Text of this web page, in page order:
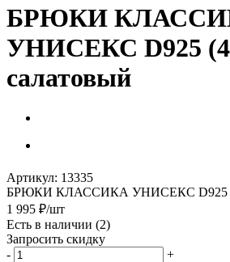
БРЮКИ
УНИСЕКС D925
салатовый
Артикул: 13335
БРЮКИ КЛАССИКА УНИСЕКС D925
1 995 ₽/шт
Есть в наличии (2)
Запросить скидку
-
+